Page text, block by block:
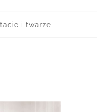
i twarze